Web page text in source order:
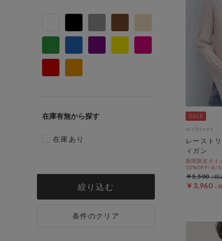
在庫有無
在庫あり
絞り込む
条件のクリア
archives
レースト
ィガン
期間限定タイ
10%OFF! 8/
￥3,960
￥5,500